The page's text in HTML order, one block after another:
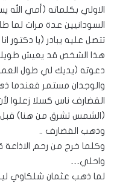
الاولي بكلماته (أمي الله
السودانيين عدة مرات
تتصل عليه يبادر (يا دكتور
هذا الشخص قد يعيش
دعوته (يديك لي طول
والوجدان مستمر فعندما
القضارف ناس كسلا زعلوا
(الشمس تشرق من هنا) قبل
وذهب القضارف ..
وكلما خرج من رحم
واحلي…
لما ذهب عثمان شلكاوي